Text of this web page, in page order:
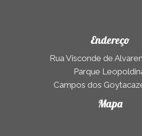
Endereço
Rua Visconde de
Parque
Campos dos
Mapa